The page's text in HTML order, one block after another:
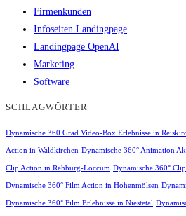
Firmenkunden
Infoseiten Landingpage
Landingpage OpenAI
Marketing
Software
SCHLAGWÖRTER
Dynamische 360 Grad Video-Box Erlebnisse in
Action in Waldkirchen Dynamische 360° Animation
Clip Action in Rehburg-Loccum Dynamische 360°
Dynamische 360° Film Action in Hohenmölsen
Dynamische 360° Film Erlebnisse in Niestetal